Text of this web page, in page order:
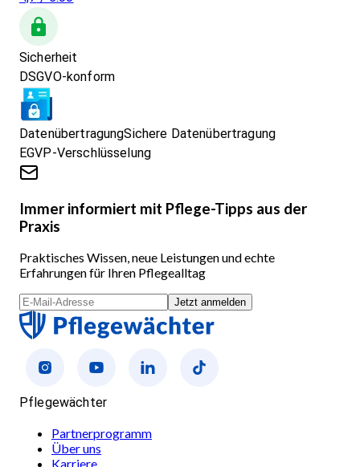
Sicherheit
DSGVO-konform
DatenübertragungSichere Datenübertragung
EGVP-Verschlüsselung
Immer informiert mit Pflege-Tipps aus der
Praxis
Praktisches Wissen, neue Leistungen und echte
Erfahrungen für Ihren Pflegealltag
Jetzt anmelden
Pflegewächter
Partnerprogramm
Über uns
Karriere